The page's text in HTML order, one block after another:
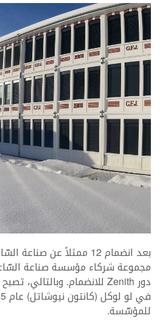
بعد انضمام 12 ممثلاً عن
للمؤسّسة.